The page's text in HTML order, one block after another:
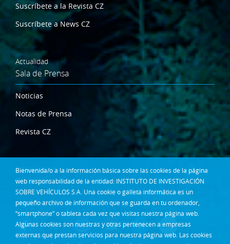
Bienvenida/o a la información básica sobre las cookies de la página
web responsabilidad de la entidad: INSTITUTO DE INVESTIGACIÓN
SOBRE VEHÍCULOS S.A. Una cookie o galleta informática es un
pequeño archivo de información que se guarda en tu ordenador,
“smartphone” o tableta cada vez que visitas nuestra página web.
Algunas cookies son nuestras y otras pertenecen a empresas
externas que prestan servicios para nuestra página web. Las cookies
Suscríbete a la Revista CZ
Suscríbete a News CZ
Actualidad
Sala de Prensa
Noticias
Notas de Prensa
Revista CZ
Dónde estamos
Contacta
Síguenos en: